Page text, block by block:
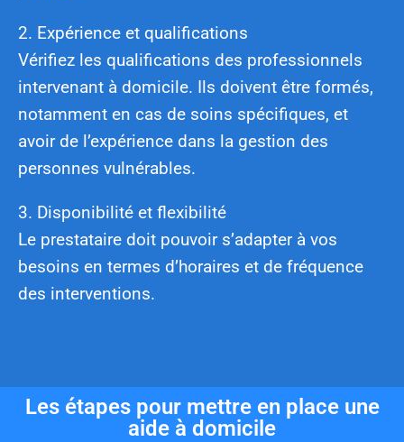
2. Expérience et qualifications
Vérifiez les qualifications des professionnels
intervenant à domicile. Ils doivent être formés,
notamment en cas de soins spécifiques, et
avoir de l’expérience dans la gestion des
personnes vulnérables.
3. Disponibilité et flexibilité
Le prestataire doit pouvoir s’adapter à vos
besoins en termes d’horaires et de fréquence
des interventions.
Les étapes pour mettre en place une
aide à domicile